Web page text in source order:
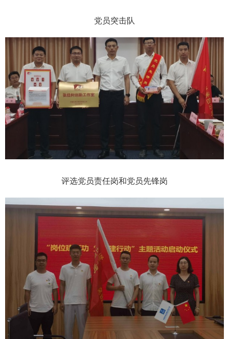
党员突击队
评选党员责任岗和党员先锋岗